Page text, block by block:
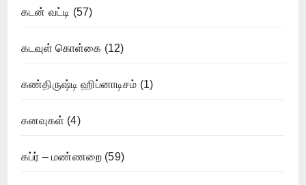
கடன் வட்டி (57)
கடவுள் கொள்கை (12)
கண்திருஷ்டி ஹிப்னாடிசம் (1)
கனவுகள் (4)
கப்ர் – மண்ணறை (59)